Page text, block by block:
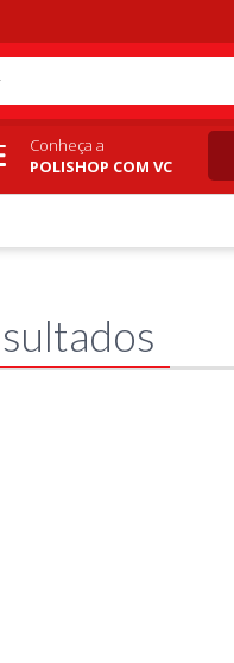
Conheça a
POLISHOP COM VC